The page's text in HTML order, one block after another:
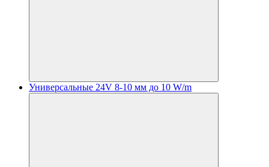
Универсальные 24V 8-10 мм до 10 W/m